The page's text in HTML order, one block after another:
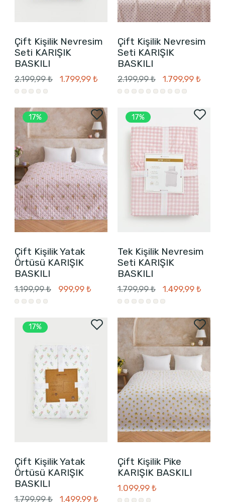
Çift Kişilik Nevresim
Seti KARIŞIK
BASKILI
2.199,99 ₺ 1.799,99 ₺
Çift Kişilik Nevresim
Seti KARIŞIK
BASKILI
2.199,99 ₺ 1.799,99 ₺
17%
Çift Kişilik Yatak
Örtüsü KARIŞIK
BASKILI
1.199,99 ₺ 999,99 ₺
17%
Tek Kişilik Nevresim
Seti KARIŞIK
BASKILI
1.799,99 ₺ 1.499,99 ₺
17%
Çift Kişilik Yatak
Örtüsü KARIŞIK
BASKILI
1.799,99 ₺ 1.499,99 ₺
Çift Kişilik Pike
KARIŞIK BASKILI
1.099,99 ₺